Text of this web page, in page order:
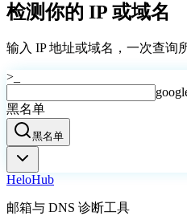
检测你的 IP 或域名
输入 IP 地址或域名，一次查询
>_
黑名单
黑名单
HeloHub
邮箱与 DNS 诊断工具